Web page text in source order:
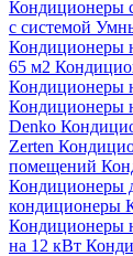
Кондиционеры
с системой
Кондиционеры
65 м2
Кондиционеры
Кондиционеры
Denko
Zerten
помещений
Кондиционеры
кондиционеры
Кондиционеры
на 12 кВт